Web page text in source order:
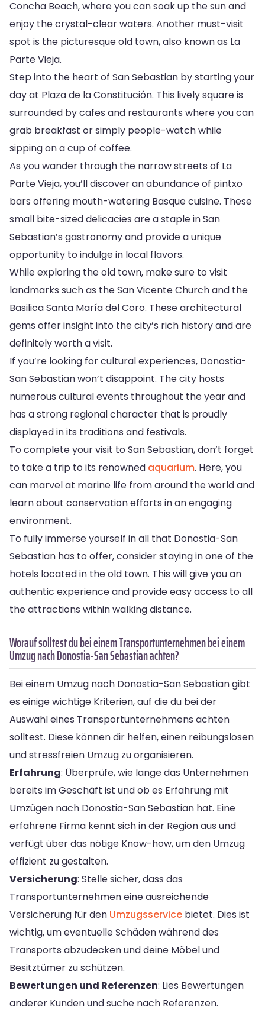
Concha Beach, where you can soak up the sun and
enjoy the crystal-clear waters. Another must-visit
spot is the picturesque old town, also known as La
Parte Vieja.
Step into the heart of San Sebastian by starting your
day at Plaza de la Constitución. This lively square is
surrounded by cafes and restaurants where you can
grab breakfast or simply people-watch while
sipping on a cup of coffee.
As you wander through the narrow streets of La
Parte Vieja, you’ll discover an abundance of pintxo
bars offering mouth-watering Basque cuisine. These
small bite-sized delicacies are a staple in San
Sebastian’s gastronomy and provide a unique
opportunity to indulge in local flavors.
While exploring the old town, make sure to visit
landmarks such as the San Vicente Church and the
Basilica Santa María del Coro. These architectural
gems offer insight into the city’s rich history and are
definitely worth a visit.
If you’re looking for cultural experiences, Donostia-
San Sebastian won’t disappoint. The city hosts
numerous cultural events throughout the year and
has a strong regional character that is proudly
displayed in its traditions and festivals.
To complete your visit to San Sebastian, don’t forget
to take a trip to its renowned aquarium. Here, you
can marvel at marine life from around the world and
learn about conservation efforts in an engaging
environment.
To fully immerse yourself in all that Donostia-San
Sebastian has to offer, consider staying in one of the
hotels located in the old town. This will give you an
authentic experience and provide easy access to all
the attractions within walking distance.
Worauf solltest du bei einem Transportunternehmen bei einem
Umzug nach Donostia-San Sebastian achten?
Bei einem Umzug nach Donostia-San Sebastian gibt
es einige wichtige Kriterien, auf die du bei der
Auswahl eines Transportunternehmens achten
solltest. Diese können dir helfen, einen reibungslosen
und stressfreien Umzug zu organisieren.
Erfahrung: Überprüfe, wie lange das Unternehmen
bereits im Geschäft ist und ob es Erfahrung mit
Umzügen nach Donostia-San Sebastian hat. Eine
erfahrene Firma kennt sich in der Region aus und
verfügt über das nötige Know-how, um den Umzug
effizient zu gestalten.
Versicherung: Stelle sicher, dass das
Transportunternehmen eine ausreichende
Versicherung für den Umzugsservice bietet. Dies ist
wichtig, um eventuelle Schäden während des
Transports abzudecken und deine Möbel und
Besitztümer zu schützen.
Bewertungen und Referenzen: Lies Bewertungen
anderer Kunden und suche nach Referenzen.